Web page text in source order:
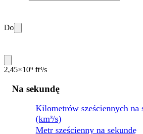
Do
2,45×10⁹ ft³/s
Na sekundę
Kilometrów sześciennych na
(km³/s)
Metr sześcienny na sekundę